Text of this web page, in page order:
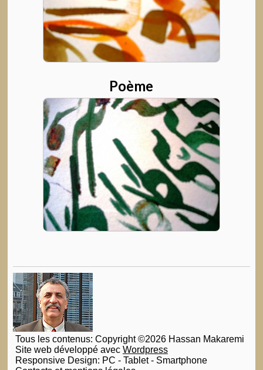
Poème
Tous les contenus: Copyright ©2026 Hassan Makaremi
Site web développé avec Wordpress
Responsive Design: PC - Tablet - Smartphone